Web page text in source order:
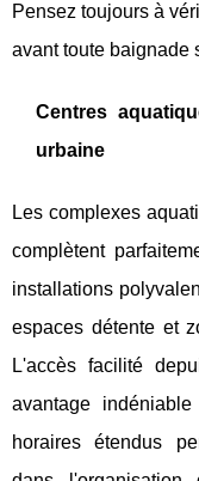
Pensez toujours à
avant toute baignade
Centres
urbaine
Les complexes
complètent
installations
espaces détente et
L'accès facilité
avantage
horaires étendus